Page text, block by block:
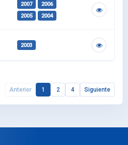
2007
2006
2005
2004
2003
Anterior 1 2 4 Siguiente